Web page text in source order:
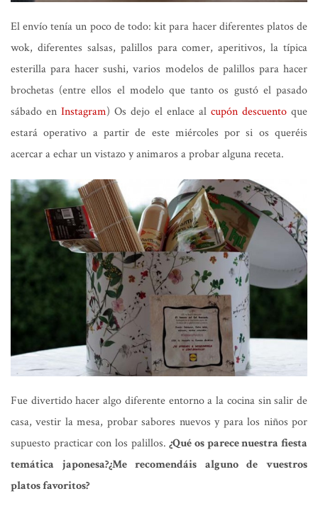
El envío tenía un poco de todo: kit para hacer diferentes platos de
wok, diferentes salsas, palillos para comer, aperitivos, la típica
esterilla para hacer sushi, varios modelos de palillos para hacer
brochetas (entre ellos el modelo que tanto os gustó el pasado
sábado enInstagram) Os dejo el enlace al cupón descuentoque
estará operativo a partir de este miércoles por si os queréis
acercar a echar un vistazo y animaros a probar alguna receta.
Fue divertido hacer algo diferente entorno a la cocina sin salir de
casa, vestir la mesa, probar sabores nuevos y para los niños por
supuesto practicar con los palillos.¿Qué os parece nuestra fiesta
temática japonesa?¿Me recomendáis alguno de vuestros
platos favoritos?